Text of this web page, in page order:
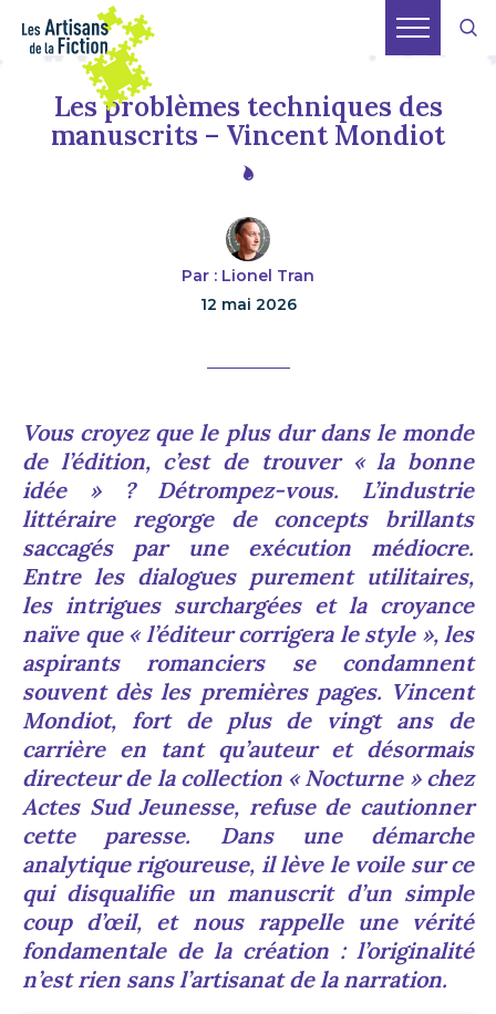
Les problèmes techniques des
manuscrits – Vincent Mondiot
Par : Lionel Tran
12 mai 2026
Vous croyez que le plus dur dans le monde
de l’édition, c’est de trouver « la bonne
idée » ? Détrompez-vous. L’industrie
littéraire regorge de concepts brillants
saccagés par une exécution médiocre.
Entre les dialogues purement utilitaires,
les intrigues surchargées et la croyance
naïve que « l’éditeur corrigera le style », les
aspirants romanciers se condamnent
souvent dès les premières pages. Vincent
Mondiot, fort de plus de vingt ans de
carrière en tant qu’auteur et désormais
directeur de la collection « Nocturne » chez
Actes Sud Jeunesse, refuse de cautionner
cette paresse. Dans une démarche
analytique rigoureuse, il lève le voile sur ce
qui disqualifie un manuscrit d’un simple
coup d’œil, et nous rappelle une vérité
fondamentale de la création : l’originalité
n’est rien sans l’artisanat de la narration.